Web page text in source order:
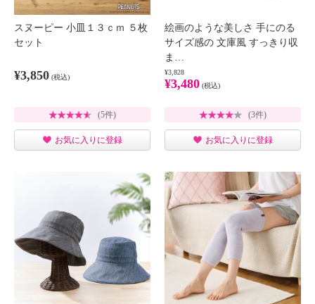
スヌーピー 小皿１３ｃｍ ５枚
セット
¥3,850 (税込)
(5件)
お気に入りに登録
絵画のような美しさ 手にのる
サイズ感の 文庫風 すっきり収
ま…
¥3,828
¥3,480 (税込)
(3件)
お気に入りに登録